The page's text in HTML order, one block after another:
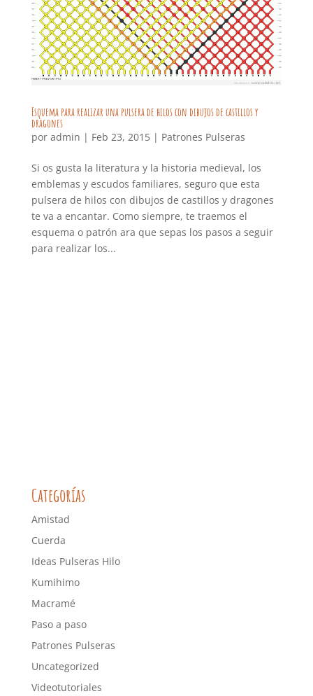
Esquema para realizar una pulsera de hilos con dibujos de castillos y
dragones
por admin | Feb 23, 2015| Patrones Pulseras
Si os gusta la literatura y la historia medieval, los
emblemas y escudos familiares, seguro que esta
pulsera de hilos con dibujos de castillos y dragones
te va a encantar. Como siempre, te traemos el
esquema o patrón ara que sepas los pasos a seguir
para realizar los...
Categorías
Amistad
Cuerda
Ideas Pulseras Hilo
Kumihimo
Macramé
Paso a paso
Patrones Pulseras
Uncategorized
Videotutoriales